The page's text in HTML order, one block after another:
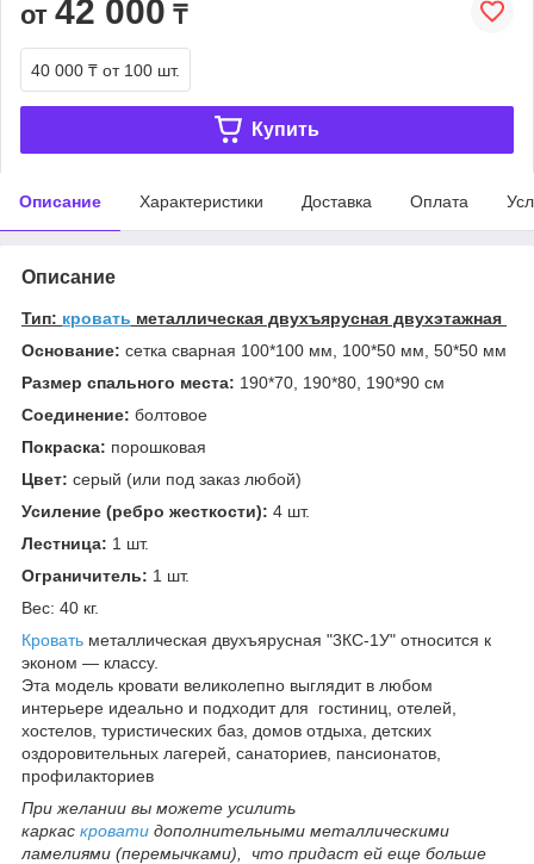
от 42 000 ₸
40 000 ₸ от 100 шт.
Купить
Описание Характеристики Доставка Оплата
Описание
Тип: кровать металлическая двухъярусная двухэтажная
Основание: сетка сварная 100*100 мм, 100*50 мм, 50*50 мм
Размер спального места: 190*70, 190*80, 190*90 см
Соединение: болтовое
Покраска: порошковая
Цвет: серый (или под заказ любой)
Усиление (ребро жесткости): 4 шт.
Лестница: 1 шт.
Ограничитель: 1 шт.
Вес: 40 кг.
Кровать металлическая двухъярусная "3КС-1У" относится к
эконом ― классу.
Эта модель кровати великолепно выглядит в любом
интерьере идеально и подходит для гостиниц, отелей,
хостелов, туристических баз, домов отдыха, детских
оздоровительных лагерей, санаториев, пансионатов,
профилакториев
При желании вы можете усилить
каркас кровати дополнительными металлическими
ламелиями (перемычками), что придаст ей еще больше